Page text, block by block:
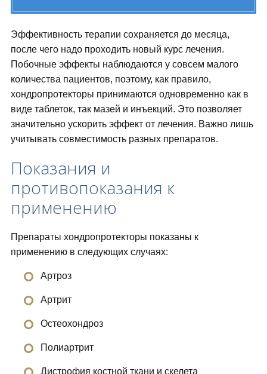
Эффективность терапии сохраняется до месяца,
после чего надо проходить новый курс лечения.
Побочные эффекты наблюдаются у совсем малого
количества пациентов, поэтому, как правило,
хондропротекторы принимаются одновременно как в
виде таблеток, так мазей и инъекций. Это позволяет
значительно ускорить эффект от лечения. Важно лишь
учитывать совместимость разных препаратов.
Показания и
противопоказания к
применению
Препараты хондропротекторы показаны к
применению в следующих случаях:
Артроз
Артрит
Остеохондроз
Полиартрит
Дистрофия костной ткани и скелета